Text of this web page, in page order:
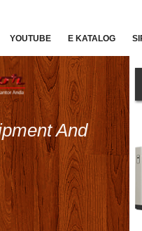
YOUTUBE E KATALOG
And